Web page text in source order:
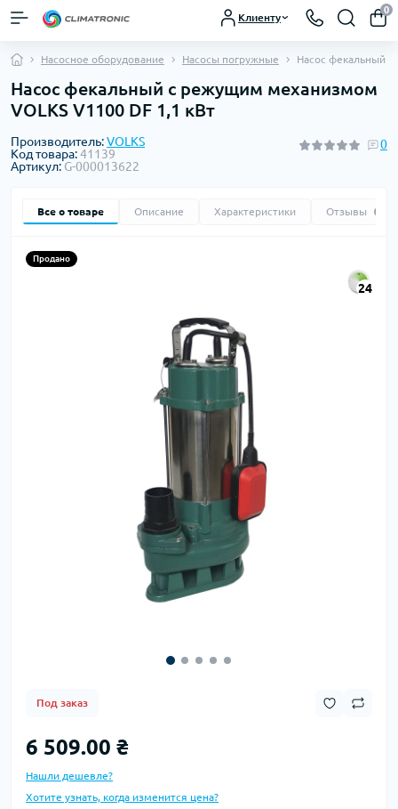
Клиенту
0
Насосное оборудование Насосы погружные Насос фекальный
Насос фекальный с режущим механизмом
VOLKS V1100 DF 1,1 кВт
Производитель:VOLKS
Код товара:41139
Артикул: G-000013622
0
Все о товаре Описание Характеристики Отзывы
Продано
24
Под заказ
6 509.00 ₴
Нашли дешевле?
Хотите узнать, когда изменится цена?